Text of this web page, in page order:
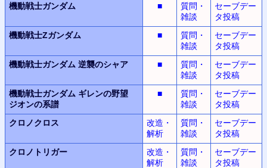
機動戦士ガンダム
■
質問・
雑談
セーブデー
タ投稿
機動戦士Zガンダム
■
質問・
雑談
セーブデー
タ投稿
機動戦士ガンダム 逆襲のシャア ■
質問・
雑談
セーブデー
タ投稿
機動戦士ガンダム ギレンの野望
ジオンの系譜
■
質問・
雑談
セーブデー
タ投稿
クロノクロス
改造・
解析
質問・
雑談
セーブデー
タ投稿
クロノトリガー
改造・
解析
質問・
雑談
セーブデー
タ投稿